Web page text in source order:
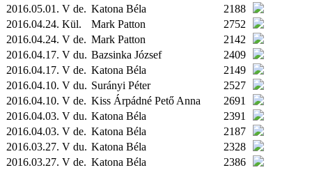
2016.05.01. V de. Katona Béla
2188
2016.04.24. Kül. Mark Patton
2752
2016.04.24. V de. Mark Patton
2142
2016.04.17. V du. Bazsinka József
2409
2016.04.17. V de. Katona Béla
2149
2016.04.10. V du. Surányi Péter
2527
2016.04.10. V de. Kiss Árpádné Pető Anna
2691
2016.04.03. V du. Katona Béla
2391
2016.04.03. V de. Katona Béla
2187
2016.03.27. V du. Katona Béla
2328
2016.03.27. V de. Katona Béla
2386